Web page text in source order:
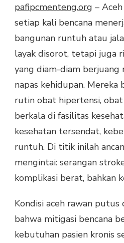
pafipcmenteng.org –
setiap kali bencana
bangunan runtuh atau
layak disorot, tetapi juga
yang diam-diam berjuang
napas kehidupan.
rutin obat hipertensi,
berkala di fasilitas
kesehatan tersendat,
runtuh. Di titik inilah
mengintai: serangan
komplikasi berat, bahkan
Kondisi aceh rawan
bahwa mitigasi bencana
kebutuhan pasien kronis